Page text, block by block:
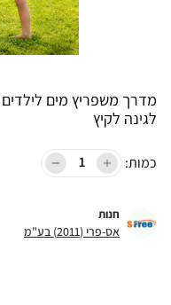
לגינה לקיץ
כמות:
חנות
אס-פרי (2011) בע"מ